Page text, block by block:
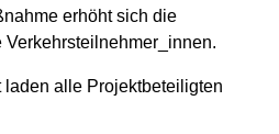
erhöht sich die
alle Projektbeteiligten